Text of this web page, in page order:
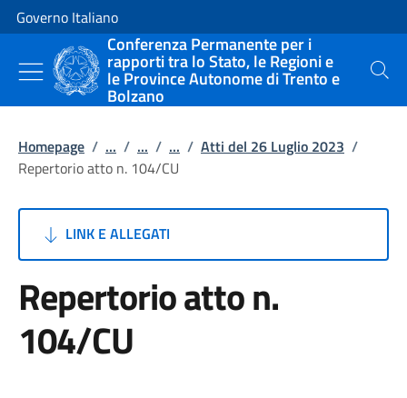
Vai al contenuto
Vai alla navigazione del sito
Governo Italiano
Conferenza Permanente per i
rapporti tra lo Stato, le Regioni e
le Province Autonome di Trento e
Bolzano
Cerca
Homepage / ... / ... / ... / Atti del 26 Luglio 2023 /
Repertorio atto n. 104/CU
LINK E ALLEGATI
Repertorio atto n.
104/CU